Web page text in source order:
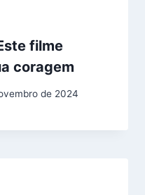
filme
coragem
de 2024